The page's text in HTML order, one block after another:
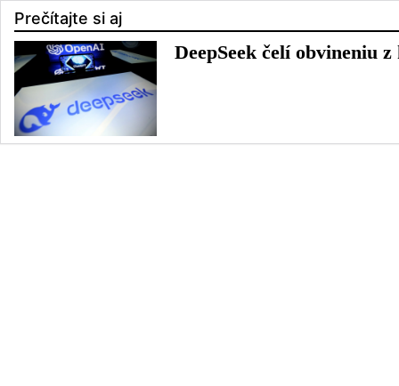
Prečítajte si aj
DeepSeek čelí obvineniu